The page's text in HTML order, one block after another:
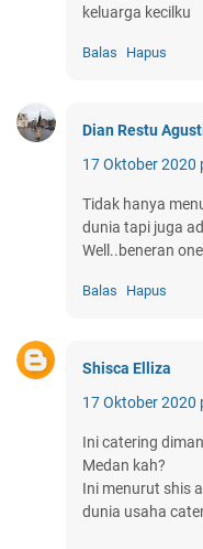
keluarga kecilku
Balas Hapus
Dian Restu
17 Oktober 2020
Tidak hanya
dunia tapi juga
Well..beneran
Balas Hapus
Shisca Elliza
17 Oktober 2020
Ini catering
Medan kah?
Ini menurut shis
dunia usaha